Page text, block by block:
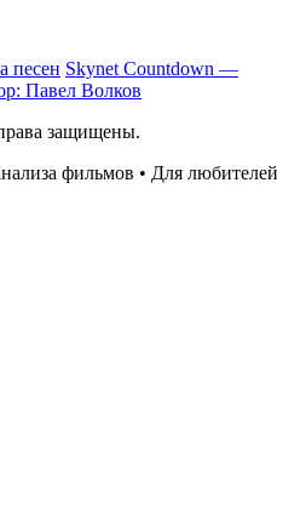
песен Skynet Countdown —
Павел Волков
защищены.
фильмов • Для любителей